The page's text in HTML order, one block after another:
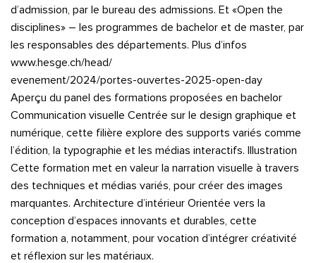
d’admission, par le bureau des admissions. Et «Open the
disciplines» – les programmes de bachelor et de master, par
les responsables des départements. Plus d’infos
www.hesge.ch/head/
evenement/2024/portes-ouvertes-2025-open-day
Aperçu du panel des formations proposées en bachelor
Communication visuelle Centrée sur le design graphique et
numérique, cette filière explore des supports variés comme
l’édition, la typographie et les médias interactifs. Illustration
Cette formation met en valeur la narration visuelle à travers
des techniques et médias variés, pour créer des images
marquantes. Architecture d’intérieur Orientée vers la
conception d’espaces innovants et durables, cette
formation a, notamment, pour vocation d’intégrer créativité
et réflexion sur les matériaux.